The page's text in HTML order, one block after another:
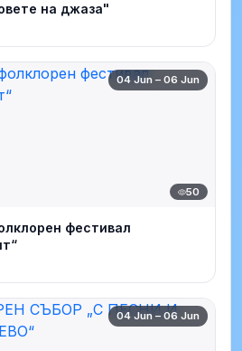
на джаза"
04 Jun – 06 Jun
50
фестивал
04 Jun – 06 Jun